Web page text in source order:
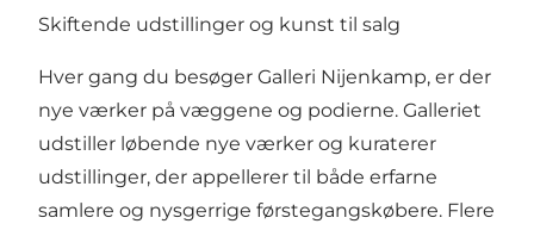
Skiftende udstillinger og kunst til salg
Hver gang du besøger Galleri Nijenkamp, er der
nye værker på væggene og podierne. Galleriet
udstiller løbende nye værker og kuraterer
udstillinger, der appellerer til både erfarne
samlere og nysgerrige førstegangskøbere. Flere